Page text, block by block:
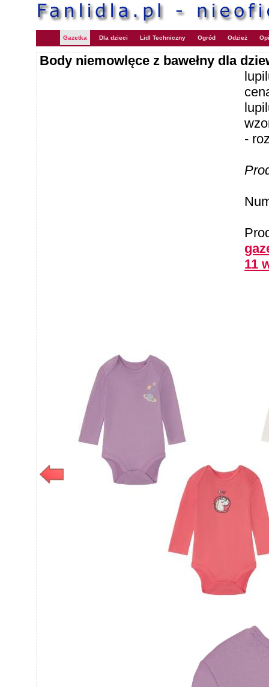
Gazetka Dla dzieci Lidl Techniczny Ogród Odzież
Body niemowlęce z bawełny dla
-
11